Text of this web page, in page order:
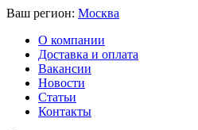
Ваш регион: Москва
О компании
Доставка и оплата
Вакансии
Новости
Статьи
Контакты